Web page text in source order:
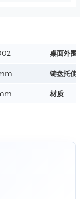
桌面外围
键盘托使
材质